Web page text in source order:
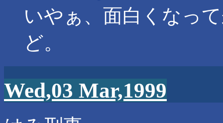
いやぁ、面白くなっ
ど。
Wed,03 Mar,1999